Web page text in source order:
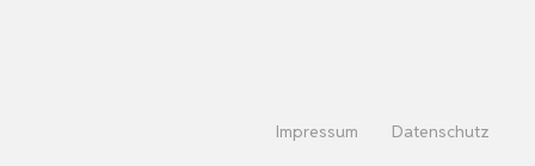
Impressum Datenschutz